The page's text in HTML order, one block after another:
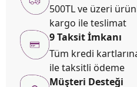
500TL ve üzeri
kargo ile teslimat
9 Taksit İmkanı
Tüm kredi
ile taksitli ödeme
Müşteri Desteği